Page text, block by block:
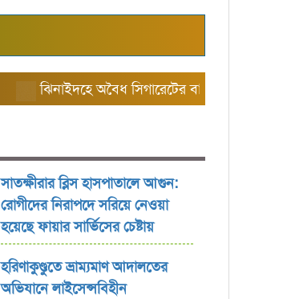
ঝিনাইদহে অবৈধ সিগারেটের বাজার তৈরি করছে
সাতক্ষীরার ব্লিস হাসপাতালে আগুন:
রোগীদের নিরাপদে সরিয়ে নেওয়া
হয়েছে ফায়ার সার্ভিসের চেষ্টায়
হরিণাকুণ্ডুতে ভ্রাম্যমাণ আদালতের
অভিযানে লাইসেন্সবিহীন